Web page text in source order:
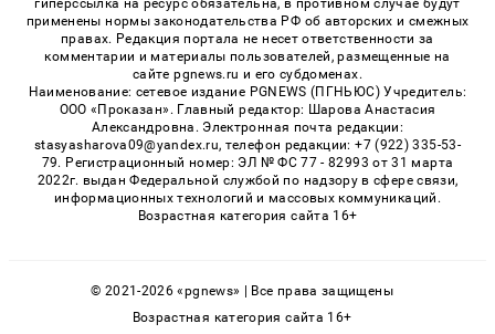
гиперссылка на ресурс обязательна, в противном случае будут
применены нормы законодательства РФ об авторских и смежных
правах. Редакция портала не несет ответственности за
комментарии и материалы пользователей, размещенные на
сайте pgnews.ru и его субдоменах.
Наименование: сетевое издание PGNEWS (ПГНЬЮС) Учредитель:
ООО «Проказан». Главный редактор: Шарова Анастасия
Александровна. Электронная почта редакции:
stasyasharova09@yandex.ru, телефон редакции: +7 (922) 335-53-
79. Регистрационный номер: ЭЛ № ФС 77 - 82993 от 31 марта
2022г. выдан Федеральной службой по надзору в сфере связи,
информационных технологий и массовых коммуникаций.
Возрастная категория сайта 16+
© 2021-2026 «pgnews» | Все права защищены
Возрастная категория сайта 16+